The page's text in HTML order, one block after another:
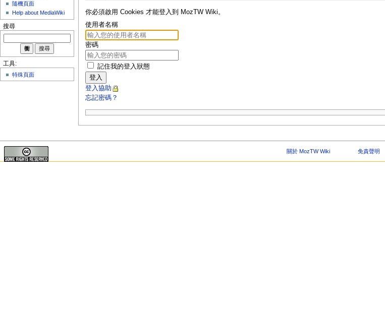
你必須啟用 Cookies 才能登入到 MozTW Wiki。
使用者名稱
密碼
記住我的登入狀態
登入
登入協助
忘記密碼？
隨機頁面
Help about MediaWiki
搜尋
工具:
特殊頁面
關於 MozTW Wiki 免責聲明